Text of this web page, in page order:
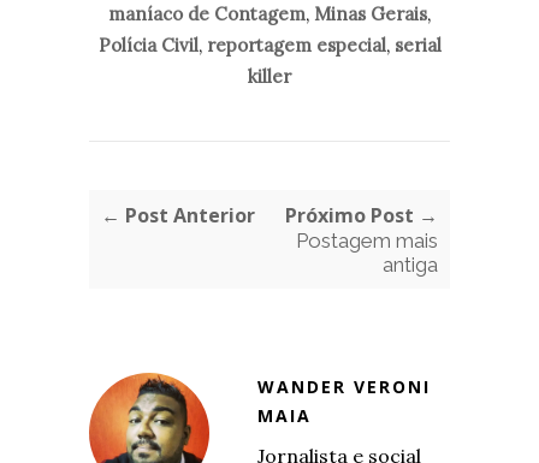
maníaco de Contagem, Minas Gerais,
Polícia Civil, reportagem especial, serial
killer
← Post Anterior Próximo Post →
Postagem mais
antiga
WANDER VERONI
MAIA
Jornalista e social